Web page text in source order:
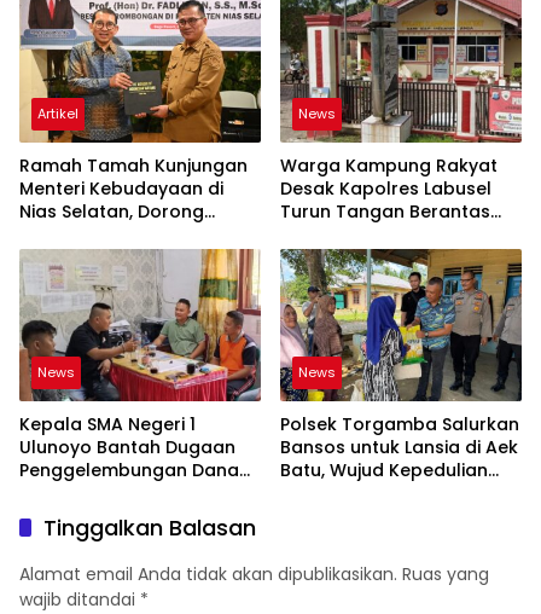
Artikel
Ramah Tamah Kunjungan
Menteri Kebudayaan di
Nias Selatan, Dorong
Target UNESCO
News
Warga Kampung Rakyat
Desak Kapolres Labusel
Turun Tangan Berantas
di Perlabian
News
Kepala SMA Negeri 1
Ulunoyo Bantah Dugaan
Penggelembungan Dana
Pemberitaan Tidak Benar
News
Polsek Torgamba Salurkan
Bansos untuk Lansia di Aek
Batu, Wujud Kepedulian
Tinggalkan Balasan
Alamat email Anda tidak akan dipublikasikan. Ruas yang
wajib ditandai *